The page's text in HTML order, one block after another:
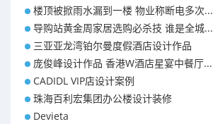
楼顶被掀雨水漏到一楼 物业称断电多次...
导购站黄金周家居选购必杀技 谁是全城...
三亚亚龙湾铂尔曼度假酒店设计作品
庞俊峰设计作品 香港W酒店星宴中餐厅...
CADIDL VIP店设计案例
珠海百利宏集团办公楼设计装修
Devieta